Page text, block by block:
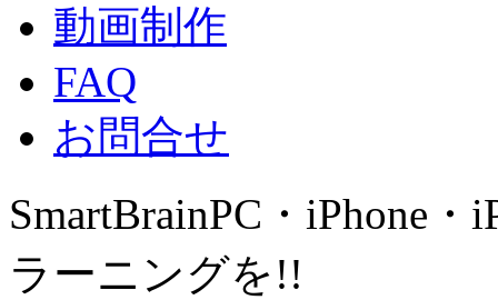
動画制作
FAQ
お問合せ
SmartBrainPC・iPhone・
ラーニングを!!